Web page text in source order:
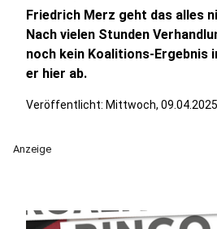
Friedrich Merz geht das alles
Nach vielen Stunden
noch kein Koalitions-Ergebnis
er hier ab.
Veröffentlicht: Mittwoch,
Anzeige